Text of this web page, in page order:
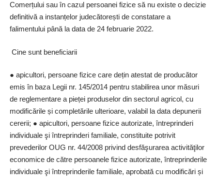
Comerțului sau în cazul persoanei fizice să nu existe o decizie
definitivă a instanțelor judecătorești de constatare a
falimentului până la data de 24 februarie 2022.
Cine sunt beneficiarii
● apicultori, persoane fizice care dețin atestat de producător
emis în baza Legii nr. 145/2014 pentru stabilirea unor măsuri
de reglementare a pieței produselor din sectorul agricol, cu
modificările și completările ulterioare, valabil la data depunerii
cererii; ● apicultori, persoane fizice autorizate, întreprinderi
individuale şi întreprinderi familiale, constituite potrivit
prevederilor OUG nr. 44/2008 privind desfăşurarea activităţilor
economice de către persoanele fizice autorizate, întreprinderile
individuale şi întreprinderile familiale, aprobată cu modificări și